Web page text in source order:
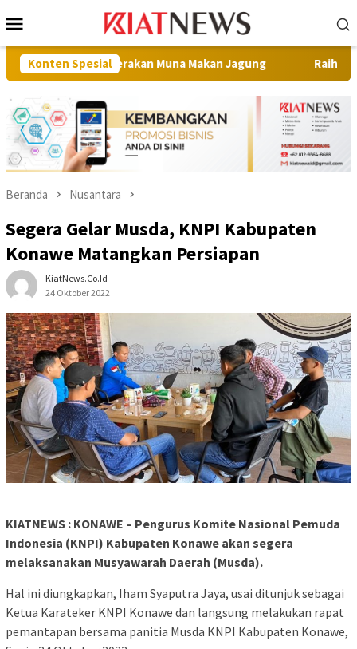
ke
Mobile
Konten Spesial
Gerakan Muna Makan Jagung Raih Juara I Nona
Beranda Nusantara
Segera Gelar Musda, KNPI Kabupaten
Konawe Matangkan Persiapan
KiatNews.co.id
24 Oktober 2022
KIATNEWS : KONAWE – Pengurus Komite Nasional Pemuda
Indonesia (KNPI) Kabupaten Konawe akan segera
melaksanakan Musyawarah Daerah (Musda).
Hal ini diungkapkan, Iham Syaputra Jaya, usai ditunjuk sebagai
Ketua Karateker KNPI Konawe dan langsung melakukan rapat
pemantapan bersama panitia Musda KNPI Kabupaten Konawe,